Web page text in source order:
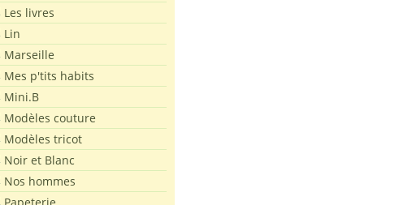
Les livres
Lin
Marseille
Mes p'tits habits
Mini.B
Modèles couture
Modèles tricot
Noir et Blanc
Nos hommes
Papeterie